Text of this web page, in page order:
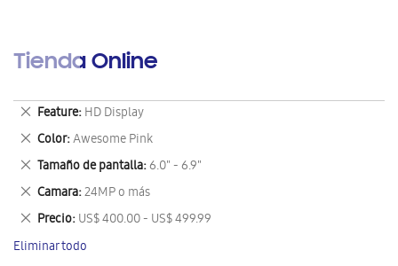
Tienda Online
Feature HD Display
Eliminar
este
artículo
Color Awesome Pink
Eliminar
este
artículo
Tamaño de pantalla 6.0" - 6.9"
Eliminar
este
artículo
Camara 24MP o más
Eliminar
este
artículo
Precio US$ 400.00 - US$ 499.99
Eliminar
este
artículo
Eliminar todo